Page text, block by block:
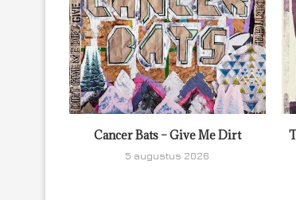
Cancer Bats – Give Me Dirt
5 augustus 2026